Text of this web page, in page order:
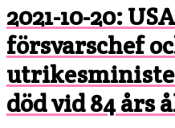
2021-10-20:
försvarschef
död vid 84 års